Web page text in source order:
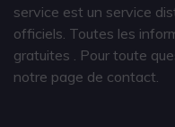
service est un service
officiels. Toutes les
gratuites
. Pour toute
notre page de contact.